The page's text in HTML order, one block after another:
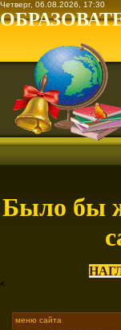
Четверг,
Было бы
<
меню сайта